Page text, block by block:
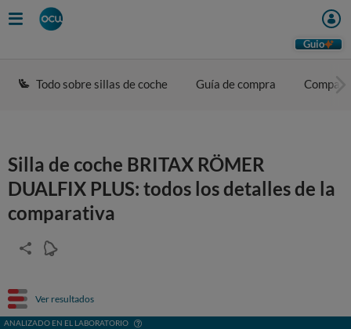
Guio
Todo sobre sillas de coche Guía de compra
Silla de coche BRITAX RÖMER
DUALFIX PLUS: todos los detalles de la
comparativa
Ver resultados
ANALIZADO EN EL LABORATORIO